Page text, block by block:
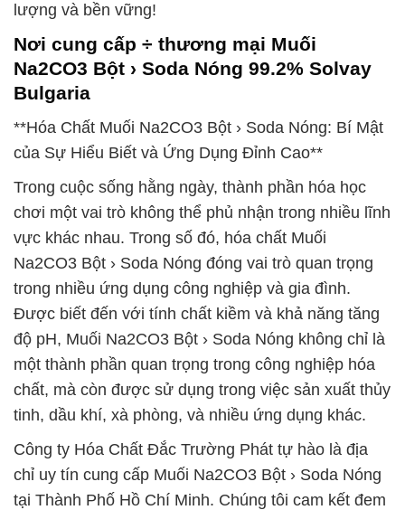
lượng và bền vững!
Nơi cung cấp ÷ thương mại Muối
Na2CO3 Bột › Soda Nóng 99.2% Solvay
Bulgaria
**Hóa Chất Muối Na2CO3 Bột › Soda Nóng: Bí Mật
của Sự Hiểu Biết và Ứng Dụng Đỉnh Cao**
Trong cuộc sống hằng ngày, thành phần hóa học
chơi một vai trò không thể phủ nhận trong nhiều lĩnh
vực khác nhau. Trong số đó, hóa chất Muối
Na2CO3 Bột › Soda Nóng đóng vai trò quan trọng
trong nhiều ứng dụng công nghiệp và gia đình.
Được biết đến với tính chất kiềm và khả năng tăng
độ pH, Muối Na2CO3 Bột › Soda Nóng không chỉ là
một thành phần quan trọng trong công nghiệp hóa
chất, mà còn được sử dụng trong việc sản xuất thủy
tinh, dầu khí, xà phòng, và nhiều ứng dụng khác.
Công ty Hóa Chất Đắc Trường Phát tự hào là địa
chỉ uy tín cung cấp Muối Na2CO3 Bột › Soda Nóng
tại Thành Phố Hồ Chí Minh. Chúng tôi cam kết đem